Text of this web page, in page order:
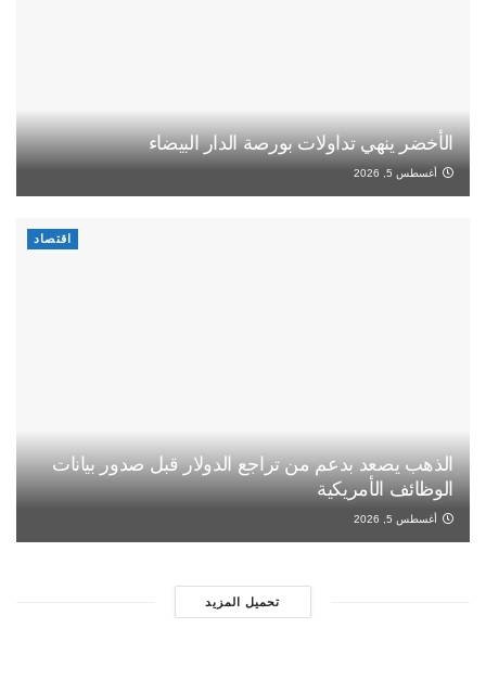
الأخضر ينهي تداولات بورصة الدار البيضاء
أغسطس 5, 2026
اقتصاد
الذهب يصعد بدعم من تراجع الدولار قبل صدور بيانات
الوظائف الأمريكية
أغسطس 5, 2026
تحميل المزيد